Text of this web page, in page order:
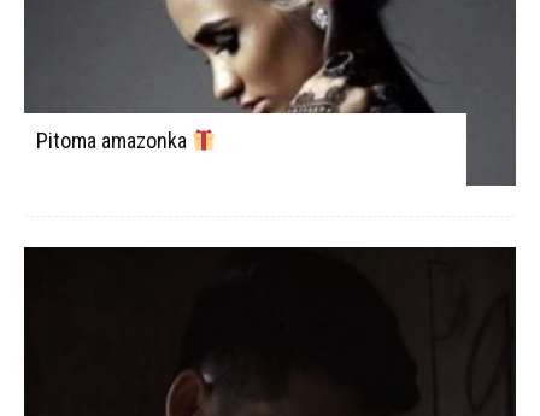
Pitoma amazonka